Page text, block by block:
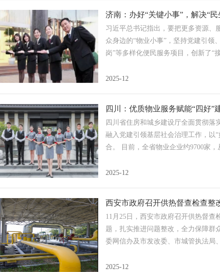
济南：办好“关键小事”，解决“
习近平总书记指出，要把更多资源、
众身边的“物业小事”，坚持党建引领
岗”等多样化便民服务项目，创新了“
2025-12
四川：优质物业服务赋能“四好”
四川省住房和城乡建设厅全面贯彻
融入党建引领基层社会治理工作，以
合。 目前，全省物业企业约9700家
2025-12
西安市政府召开供热督查检查整
11月25日，西安市政府召开供热督
题，扎实推进问题整改，全力保障群
委网信办及市发改委、市城管执法局
2025-12